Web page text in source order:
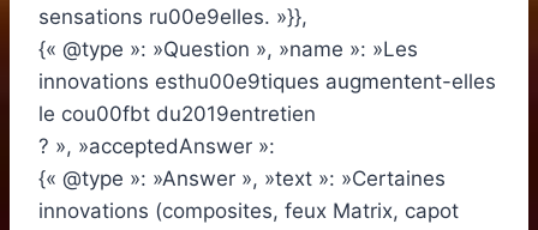
sensations ru00e9elles. »}},
{« @type »: »Question », »name »: »Les
innovations esthu00e9tiques augmentent-elles
le cou00fbt du2019entretien
? », »acceptedAnswer »:
{« @type »: »Answer », »text »: »Certaines
innovations (composites, feux Matrix, capot